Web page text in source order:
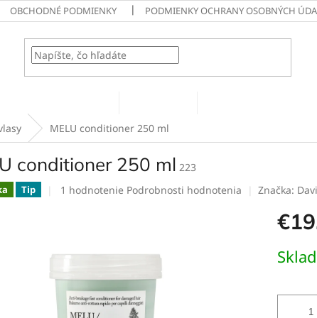
OBCHODNÉ PODMIENKY PODMIENKY OCHRANY OSOBNÝCH
MELU conditioner 250 ml
conditioner 250 ml 223
Tip
Priemerné
z
5
hviezdičiek.
1 hodnotenie Podrobnosti hodnotenia Značka:
cena: